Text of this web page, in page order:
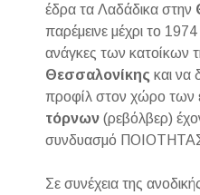
έδρα τα Λαδάδικα στην
παρέμεινε μέχρι το
ανάγκες των κατοίκων
Θεσσαλονίκης και να
προφίλ στον χώρο των
τόρνων (ρεβόλβερ)
συνδυασμό
Σε συνέχεια της